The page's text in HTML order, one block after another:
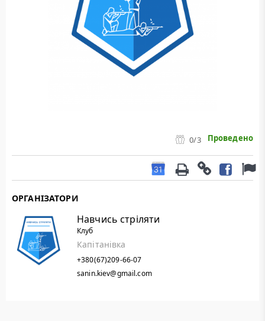
0/3 Проведено
ОРГАНІЗАТОРИ
Навчись стріляти
Клуб
Капітанівка
+380(67)209-66-07
sanin.kiev@gmail.com